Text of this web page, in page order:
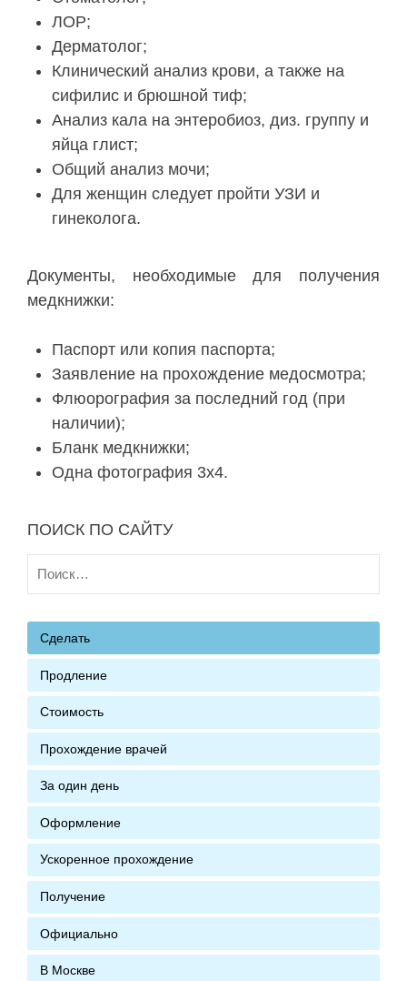
ЛОР;
Дерматолог;
Клинический анализ крови, а также на
сифилис и брюшной тиф;
Анализ кала на энтеробиоз, диз. группу и
яйца глист;
Общий анализ мочи;
Для женщин следует пройти УЗИ и
гинеколога.
Документы, необходимые для получения
медкнижки:
Паспорт или копия паспорта;
Заявление на прохождение медосмотра;
Флюорография за последний год (при
наличии);
Бланк медкнижки;
Одна фотография 3х4.
ПОИСК ПО САЙТУ
Сделать
Продление
Стоимость
Прохождение врачей
За один день
Оформление
Ускоренное прохождение
Получение
Официально
В Москве